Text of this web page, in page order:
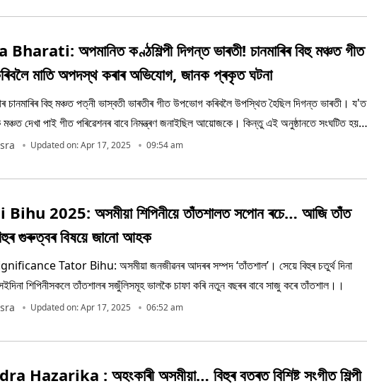
অপমানিত কণ্ঠশিল্পী দিগন্ত ভাৰতী! চানমাৰিৰ বিহু মঞ্চত গীত
মাতি অপদস্থ কৰাৰ অভিযোগ, জানক প্ৰকৃত ঘটনা
চানমাৰিৰ বিহু মঞ্চত পত্নী ভাস্বতী ভাৰতীৰ গীত উপভোগ কৰিবলৈ উপস্থিত হৈছিল দিগন্ত ভাৰতী। য'ত
দেখা পাই গীত পৰিৱেশনৰ বাবে নিমন্ত্ৰণ জনাইছিল আয়োজকে। কিন্তু এই অনুষ্ঠানতে সংঘটিত হয়
Updated on: Apr 17, 2025 09:54 am
2025: অসমীয়া শিপিনীয়ে তাঁতশালত সপোন ৰচে… আজি তাঁত
গুৰুত্বৰ বিষয়ে জানো আহক
Tator Bihu: অসমীয়া জনজীৱনৰ আদৰৰ সম্পদ ‘তাঁতশাল’। সেয়ে বিহুৰ চতুৰ্থ দিনা
শিপিনীসকলে তাঁতশালৰ সজুঁলিসমূহ ভালকৈ চাফা কৰি নতুন বছৰৰ বাবে সাজু কৰে তাঁতশাল।।
Updated on: Apr 17, 2025 06:52 am
Hazarika : অহংকাৰী অসমীয়া… বিহুৰ বতৰত বিশিষ্ট সংগীত শিল্পী